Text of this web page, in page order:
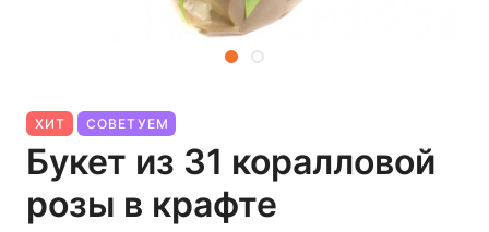
ХИТ СОВЕТУЕМ
Букет из 31 коралловой
розы в крафте